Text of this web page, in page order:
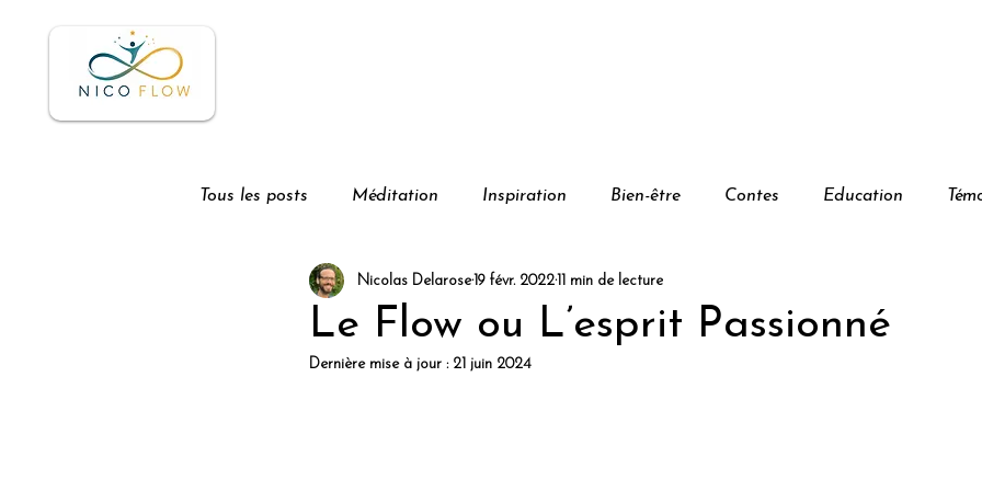
Tous les posts Méditation Inspiration Bien-être Contes Education
Le Flow ou L’esprit Passionné
Nicolas Delarose19 févr. 202211 min de lecture
Dernière mise à jour : 21 juin 2024